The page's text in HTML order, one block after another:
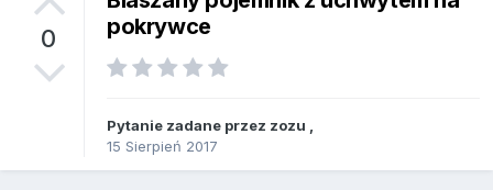
0
pokrywce
Pytanie zadane przez zozu
15 Sierpień 2017